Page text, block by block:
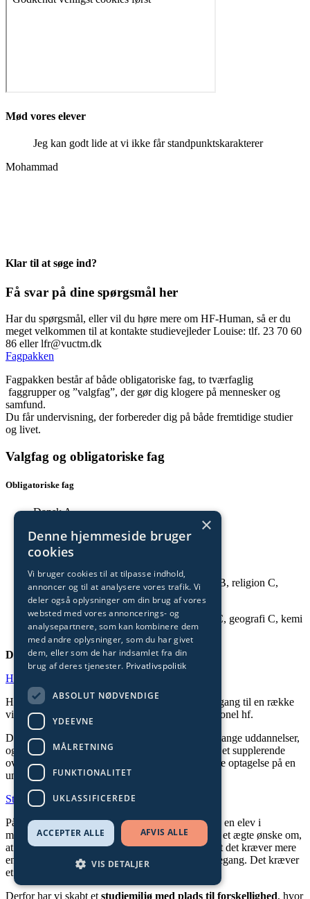
Mød vores elever
Jeg kan godt lide at vi ikke får standpunktskarakterer
Mohammad
Klar til at søge ind?
Få svar på dine spørgsmål her
Har du spørgsmål, eller vil du høre mere om HF-Human, så er du
meget velkommen til at kontakte studievejleder Louise: tlf. 23 70 60
86 eller lfr@vuctm.dk
Fagpakken
Fagpakken består af både obligatoriske fag, to tværfaglig
faggrupper og ”valgfag”, der gør dig klogere på mennesker og
samfund.
Du får undervisning, der forbereder dig på både fremtidige studier
og livet.
Valgfag og obligatoriske fag
Obligatoriske fag
Dansk A
Engelsk B
Matematik C
Kultur- og samfundsfaggruppe:historie B, religion C,
samfundsfag C
Naturvidenskabelig faggruppe: biologi C, geografi C, kemi
C
Derudover får du et valgfrit B-fag
Hvad kan jeg med en HF?
HF-Human er en hf-uddannelse, der giver dig adgang til en række
videregående uddannelser – præcis som en traditionel hf.
Du kan umiddelbart søge ind på korte og mellemlange uddannelser,
og hvis du vil videre på universitetet, kan du tage et supplerende
overbygningsforløb på 4 måneder og herefter søge optagelse på en
universitetsuddannelse.
Studiemiljø
På
Thy-Mors HF & VUCer du ikke bare endnu en elev i
mængden. Her bliver du mødt med åbne arme og et ægte ønske om,
at du trives – både fagligt og personligt. Vi ved, at det kræver mere
end bøger og tavleundervisning at få en god skolegang. Det kræver
et sted, hvor du føler dig hjemme.
Derfor har vi skabt et studiemiljø med plads til forskellighed, hvor
×
Denne hjemmeside bruger
cookies
Vi bruger cookies til at tilpasse indhold,
annoncer og til at analysere vores trafik. Vi
deler også oplysninger om din brug af vores
websted med vores annoncerings- og
analysepartnere, som kan kombinere dem
med andre oplysninger, som du har givet
dem, eller som de har indsamlet fra din
brug af deres tjenester. Privatlivspolitik
ABSOLUT NØDVENDIGE
YDEEVNE
MÅLRETNING
FUNKTIONALITET
UKLASSIFICEREDE
ACCEPTER ALLE AFVIS ALLE
VIS DETALJER